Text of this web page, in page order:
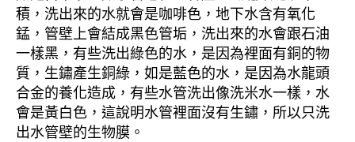
積，洗出來的水就會是咖啡色，地下水含有氧化
錳，管壁上會結成黑色管垢，洗出來的水會跟石油
一樣黑，有些洗出綠色的水，是因為裡面有銅的物
質，生鏽產生銅綠，如是藍色的水，是因為水龍頭
合金的養化造成，有些水管洗出像洗米水一樣，水
會是黃白色，這說明水管裡面沒有生鏽，所以只洗
出水管壁的生物膜。